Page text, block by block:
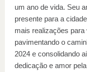
um ano de vida. Seu
presente para a
mais realizações
pavimentando o
2024 e consolidando
dedicação e amor